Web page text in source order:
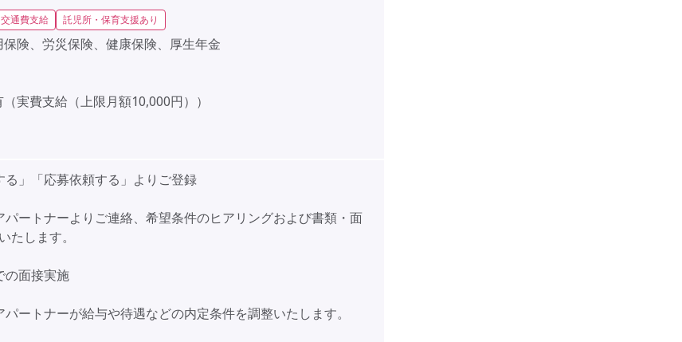
交通費支給 託児所・保育支援あり
保険、労災保険、健康保険、厚生年金
（実費支給（上限月額10,000円））
る」「応募依頼する」よりご登録
パートナーよりご連絡、希望条件のヒアリングおよび書類・面
たします。
の面接実施
パートナーが給与や待遇などの内定条件を調整いたします。